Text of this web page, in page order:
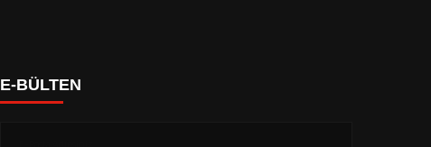
E-BÜLTEN